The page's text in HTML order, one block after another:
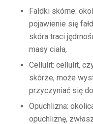
Fałdki skórne:
pojawienie się
skóra traci
masy ciała,
Cellulit: cellulit,
skórze, może
przyczyniać się
Opuchlizna:
opuchliznę,